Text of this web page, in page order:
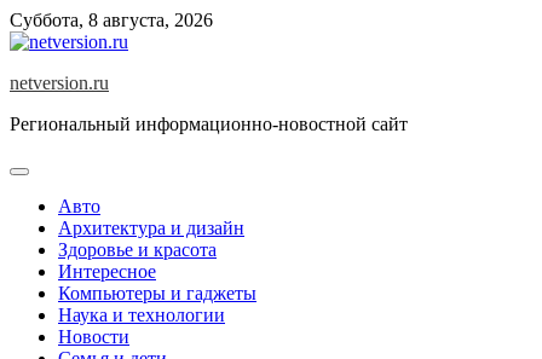
Skip
to
Суббота, 8 августа, 2026
netversion.ru
Региональный информационно-новостной сайт
Авто
Архитектура и дизайн
Здоровье и красота
Интересное
Компьютеры и гаджеты
Наука и технологии
Новости